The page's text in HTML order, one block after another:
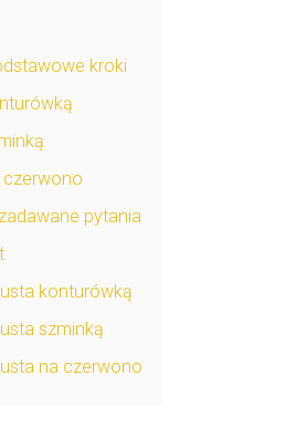
kroki
czerwono
pytania
konturówką
szminką
na czerwono